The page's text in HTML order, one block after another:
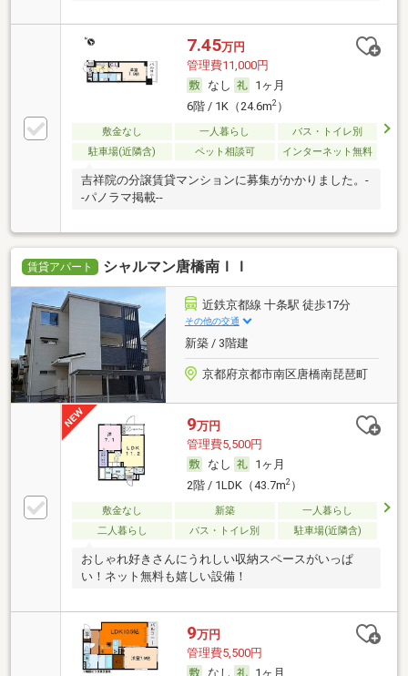
7.45万円
管理費11,000円
なし
1ヶ月
6階 / 1K（24.6m2）
敷金なし 一人暮らし
バス・トイレ別
駐車場(近隣含)
ペット相談可 インターネット無料
吉祥院の分譲賃貸マンションに募集がかかりました。-
-パノラマ掲載--
賃貸アパート シャルマン唐橋南ＩＩ
近鉄京都線 十条駅 徒歩17分
その他の交通
新築 / 3階建
京都府京都市南区唐橋南琵琶町
9万円
管理費5,500円
なし
1ヶ月
2階 / 1LDK（43.7m2）
敷金なし 新築
一人暮らし
二人暮らし
バス・トイレ別 駐車場(近隣含)
おしゃれ好きさんにうれしい収納スペースがいっぱ
い！ネット無料も嬉しい設備！
9万円
管理費5,500円
なし
1ヶ月